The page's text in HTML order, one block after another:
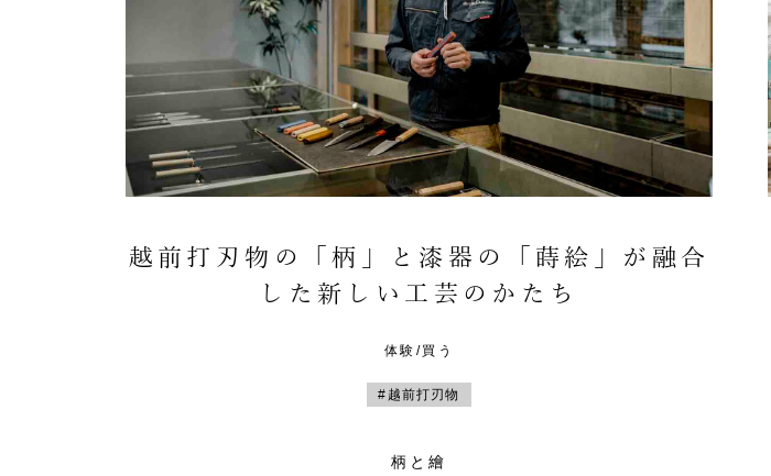
越前打刃物の「柄」と漆器の「蒔絵」が融合
した新しい工芸のかたち
体験/買う
#越前打刃物
柄と繪